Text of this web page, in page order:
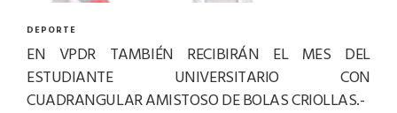
DEPORTE
EN VPDR TAMBIÉN RECIBIRÁN EL MES DEL
ESTUDIANTE UNIVERSITARIO CON
CUADRANGULAR AMISTOSO DE BOLAS CRIOLLAS.-